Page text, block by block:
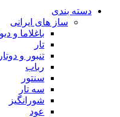
دسته بندی
ساز های ایرانی
باغلاما و
تار
تنبور و دوتار
رباب
سنتور
سه تار
شورانگیز
عود